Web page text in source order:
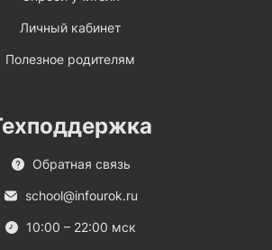
Личный кабинет
Полезное родителям
Обратная связь
school@infourok.ru
10:00 – 22:00 мск